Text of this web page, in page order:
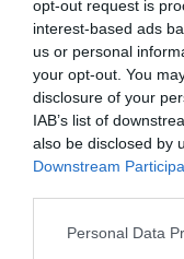
opt-out request is
interest-based ads
us or personal
your opt-out. You
disclosure of your
IAB’s list of
also be disclosed by
Downstream
Personal Data
Compartir
2Playbook Club